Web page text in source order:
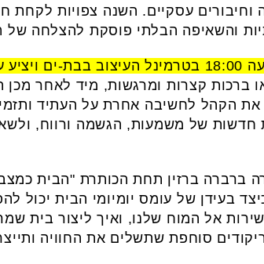
והשאיפה הבלתי פוסקת להצלחה של
ברכות קצרות ומרגשות, מיד לאחר
הקהל לחשיבה אחרת על העתיד
חדשות של משמעות, הגשמה ורווח,
ברזין תחת הכותרת "הבית
בעידן של עומס יומיומי הבית יכול
אל המוח שלנו, ואיך ליצור בית
סוחפת שתשלים את החוויה